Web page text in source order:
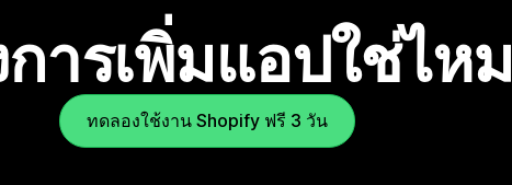
ารเพิ่มแอปใช่ไหม
ทดลองใช้งาน Shopify ฟรี 3 วัน